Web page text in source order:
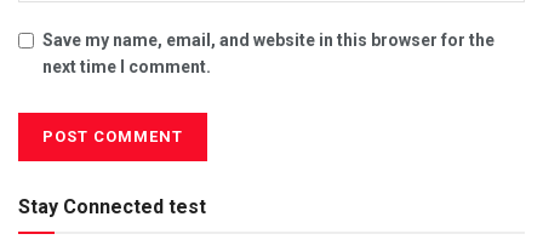
Save my name, email, and website in this browser for the
next time I comment.
Stay Connected test